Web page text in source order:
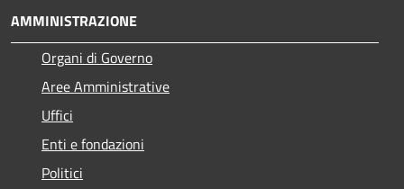
AMMINISTRAZIONE
Organi di Governo
Aree Amministrative
Uffici
Enti e fondazioni
Politici